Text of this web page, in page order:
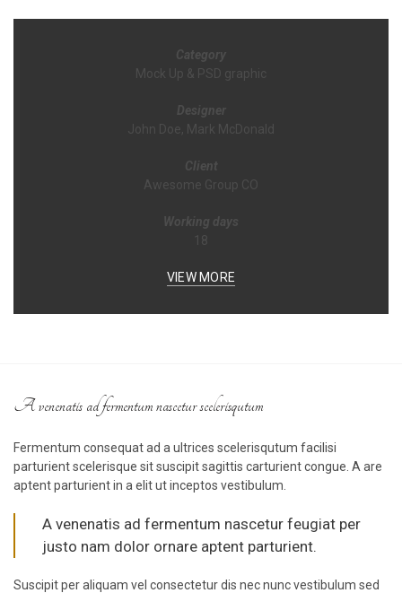
Category
Mock Up & PSD graphic
Designer
John Doe, Mark McDonald
Client
Awesome Group CO
Working days
18
VIEW MORE
A venenatis ad fermentum nascetur scelerisqutum
Fermentum consequat ad a ultrices scelerisqutum facilisi
parturient scelerisque sit suscipit sagittis carturient congue. A are
aptent parturient in a elit ut inceptos vestibulum.
A venenatis ad fermentum nascetur feugiat per
justo nam dolor ornare aptent parturient.
Suscipit per aliquam vel consectetur dis nec nunc vestibulum sed